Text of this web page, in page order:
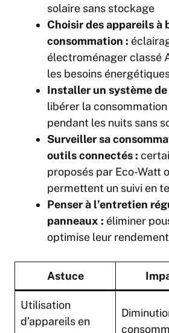
solaire sans stockage
Choisir des appareils à
consommation :
électroménager classé
les besoins
Installer un système
libérer la consommation
pendant les nuits sans
Surveiller sa
outils connectés :
proposés par Eco-Watt
permettent un suivi en
Penser à l’entretien
panneaux : éliminer
optimise leur
Astuce
Utilisation
d’appareils en